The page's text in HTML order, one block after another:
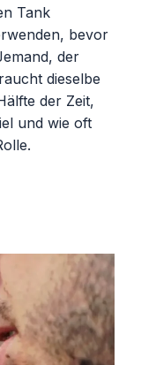
Tank
bevor
der
dieselbe
der Zeit,
und wie oft